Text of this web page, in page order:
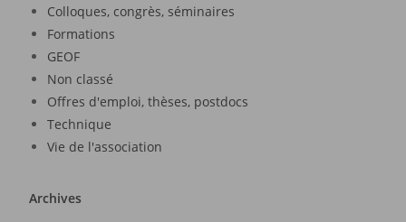
Colloques, congrès, séminaires
Formations
GEOF
Non classé
Offres d'emploi, thèses, postdocs
Technique
Vie de l'association
Archives